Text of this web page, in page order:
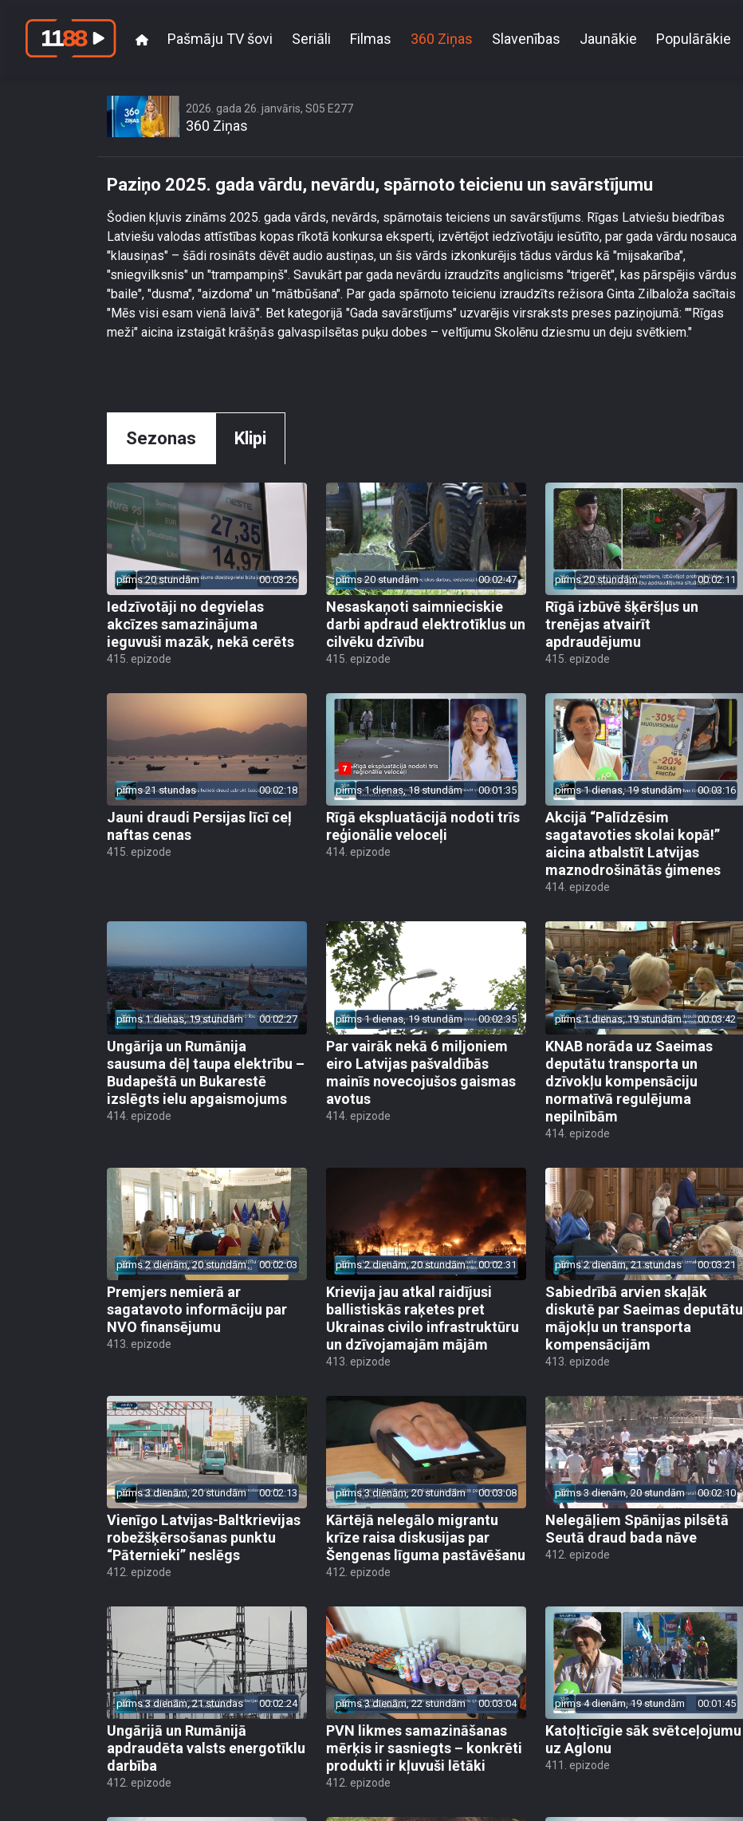
Pašmāju TV šovi Seriāli Filmas 360 Ziņas Slavenības Jaunākie Populārākie
2026. gada 26. janvāris, S05 E277
360 Ziņas
Paziņo 2025. gada vārdu, nevārdu, spārnoto teicienu un savārstījumu
Šodien kļuvis zināms 2025. gada vārds, nevārds, spārnotais teiciens un savārstījums. Rīgas Latviešu biedrības
Latviešu valodas attīstības kopas rīkotā konkursa eksperti, izvērtējot iedzīvotāju iesūtīto, par gada vārdu nosauca
"klausiņas" – šādi rosināts dēvēt audio austiņas, un šis vārds izkonkurējis tādus vārdus kā "mijsakarība",
"sniegvilksnis" un "trampampiņš". Savukārt par gada nevārdu izraudzīts anglicisms "trigerēt", kas pārspējis vārdus
"baile", "dusma", "aizdoma" un "mātbūšana". Par gada spārnoto teicienu izraudzīts režisora Ginta Zilbaloža sacītais
"Mēs visi esam vienā laivā". Bet kategorijā "Gada savārstījums" uzvarējis virsraksts preses paziņojumā: ""Rīgas
meži" aicina izstaigāt krāšņās galvaspilsētas puķu dobes – veltījumu Skolēnu dziesmu un deju svētkiem."
Sezonas Klipi
pirms 20 stundām 00:03:26
Iedzīvotāji no degvielas
akcīzes samazinājuma
ieguvuši mazāk, nekā cerēts
415. epizode
pirms 20 stundām 00:02:47
Nesaskaņoti saimnieciskie
darbi apdraud elektrotīklus un
cilvēku dzīvību
415. epizode
pirms 20 stundām 00:02:11
Rīgā izbūvē šķēršļus un
trenējas atvairīt
apdraudējumu
415. epizode
pirms 21 stundas 00:02:18
Jauni draudi Persijas līcī ceļ
naftas cenas
415. epizode
pirms 1 dienas, 18 stundām 00:01:35
Rīgā ekspluatācijā nodoti trīs
reģionālie veloceļi
414. epizode
pirms 1 dienas, 19 stundām 00:03:16
Akcijā “Palīdzēsim
sagatavoties skolai kopā!”
aicina atbalstīt Latvijas
maznodrošinātās ģimenes
414. epizode
pirms 1 dienas, 19 stundām 00:02:27
Ungārija un Rumānija
sausuma dēļ taupa elektrību –
Budapeštā un Bukarestē
izslēgts ielu apgaismojums
414. epizode
pirms 1 dienas, 19 stundām 00:02:35
Par vairāk nekā 6 miljoniem
eiro Latvijas pašvaldībās
mainīs novecojušos gaismas
avotus
414. epizode
pirms 1 dienas, 19 stundām 00:03:42
KNAB norāda uz Saeimas
deputātu transporta un
dzīvokļu kompensāciju
normatīvā regulējuma
nepilnībām
414. epizode
pirms 2 dienām, 20 stundām 00:02:03
Premjers nemierā ar
sagatavoto informāciju par
NVO finansējumu
413. epizode
pirms 2 dienām, 20 stundām 00:02:31
Krievija jau atkal raidījusi
ballistiskās raķetes pret
Ukrainas civilo infrastruktūru
un dzīvojamajām mājām
413. epizode
pirms 2 dienām, 21 stundas 00:03:21
Sabiedrībā arvien skaļāk
diskutē par Saeimas deputātu
mājokļu un transporta
kompensācijām
413. epizode
pirms 3 dienām, 20 stundām 00:02:13
Vienīgo Latvijas-Baltkrievijas
robežšķērsošanas punktu
“Pāternieki” neslēgs
412. epizode
pirms 3 dienām, 20 stundām 00:03:08
Kārtējā nelegālo migrantu
krīze raisa diskusijas par
Šengenas līguma pastāvēšanu
412. epizode
pirms 3 dienām, 20 stundām 00:02:10
Nelegāļiem Spānijas pilsētā
Seutā draud bada nāve
412. epizode
pirms 3 dienām, 21 stundas 00:02:24
Ungārijā un Rumānijā
apdraudēta valsts energotīklu
darbība
412. epizode
pirms 3 dienām, 22 stundām 00:03:04
PVN likmes samazināšanas
mērķis ir sasniegts – konkrēti
produkti ir kļuvuši lētāki
412. epizode
pirms 4 dienām, 19 stundām 00:01:45
Katoļticīgie sāk svētceļojumu
uz Aglonu
411. epizode